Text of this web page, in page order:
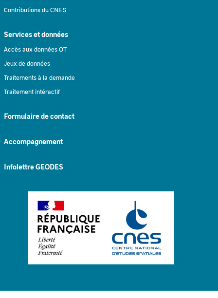
Contributions du CNES
Services et données
Accès aux données OT
Jeux de données
Traitements à la demande
Traitement intéractif
Formulaire de contact
Accompagnement
Infolettre GEODES